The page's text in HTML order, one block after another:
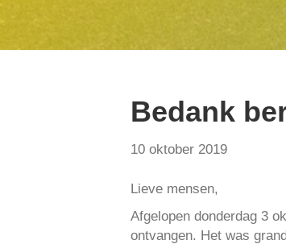
Bedank
10 oktober 2019
Lieve mensen,
Afgelopen donderdag 3
ontvangen. Het was